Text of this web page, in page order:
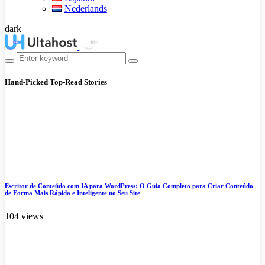
Nederlands
dark
Hand-Picked Top-Read Stories
Escritor de Conteúdo com IA para WordPress: O Guia Completo para Criar Conteúdo
de Forma Mais Rápida e Inteligente no Seu Site
104 views